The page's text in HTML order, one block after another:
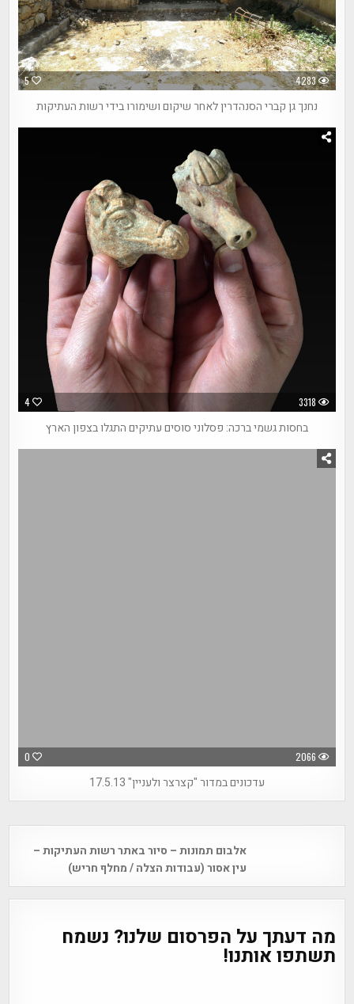
5 4283
נחנך גן קברי הסנהדרין לאחר שיקום ושימורו בידי רשות העתיקות
4 3318
בחסות גשמי ברכה: פסלוני סוסים עתיקים התגלו בצפון הארץ
0 2066
עדכונים במדור "קצרצר ולעניין" 17.5.13
navigationאלבום תמונות – סיור באתר רשות העתיקות –
עין אסור (עבודות הצלה / מחלף חריש)
מה דעתך על הפרסום שלנו? נשמח
תשתפו אותנו!